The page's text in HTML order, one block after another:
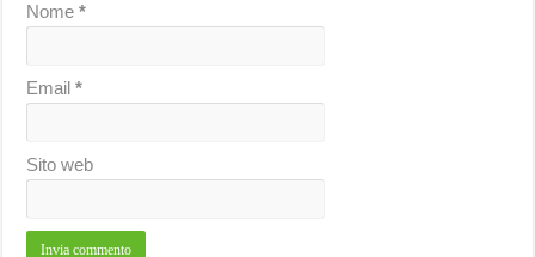
Nome*
Email*
Sito web